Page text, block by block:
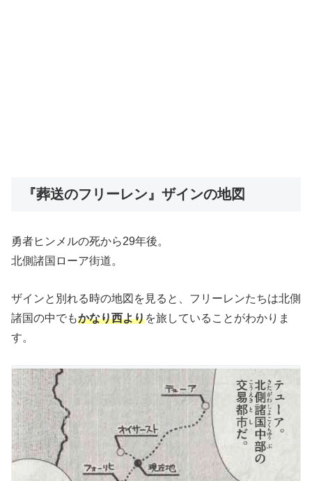
『葬送のフリーレン』ザインの地図
勇者ヒンメルの死から29年後。
北側諸国ローア街道。
ザインと別れる時の地図を見ると、フリーレンたちは北側
諸国の中でもかなり西よりを旅していることがわかりま
す。